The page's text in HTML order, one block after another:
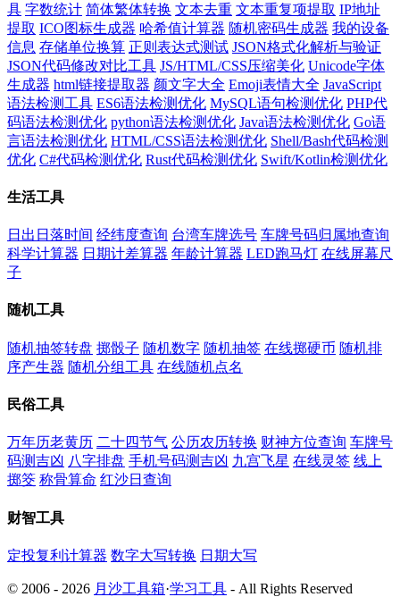
具 字数统计 简体繁体转换 文本去重 文本重复项提取 IP地址
提取 ICO图标生成器 哈希值计算器 随机密码生成器 我的设备
信息 存储单位换算 正则表达式测试 JSON格式化解析与验证
JSON代码修改对比工具 JS/HTML/CSS压缩美化 Unicode字体
生成器 html链接提取器 颜文字大全 Emoji表情大全 JavaScript
语法检测工具 ES6语法检测优化 MySQL语句检测优化 PHP代
码语法检测优化 python语法检测优化 Java语法检测优化 Go语
言语法检测优化 HTML/CSS语法检测优化 Shell/Bash代码检测
优化 C#代码检测优化 Rust代码检测优化 Swift/Kotlin检测优化
生活工具
日出日落时间 经纬度查询 台湾车牌选号 车牌号码归属地查询
科学计算器 日期计差算器 年龄计算器 LED跑马灯 在线屏幕尺
子
随机工具
随机抽签转盘 掷骰子 随机数字 随机抽签 在线掷硬币 随机排
序产生器 随机分组工具 在线随机点名
民俗工具
万年历老黄历 二十四节气 公历农历转换 财神方位查询 车牌号
码测吉凶 八字排盘 手机号码测吉凶 九宫飞星 在线灵签 线上
掷筊 称骨算命 红沙日查询
财智工具
定投复利计算器 数字大写转换 日期大写
© 2006 - 2026 月沙工具箱·学习工具 - All Rights Reserved